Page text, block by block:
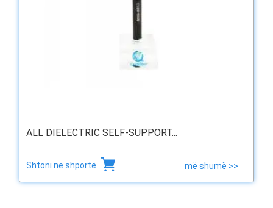
ALL DIELECTRIC SELF-SUPPORT...
Shtoni në shportë më shumë >>